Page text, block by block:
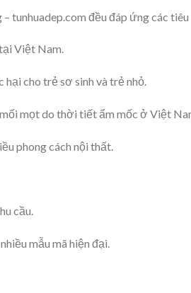
tunhuadep.com đều đáp ứng các tiêu
Việt Nam.
hại cho trẻ sơ sinh và trẻ nhỏ.
mọt do thời tiết ẩm mốc ở Việt
phong cách nội thất.
cầu.
mẫu mã hiện đại.